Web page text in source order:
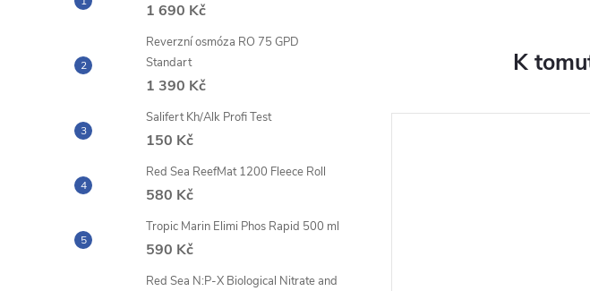
1 690 Kč
Reverzní osmóza RO 75 GPD
Standart
1 390 Kč
Salifert Kh/Alk Profi Test
150 Kč
Red Sea ReefMat 1200 Fleece Roll
580 Kč
Tropic Marin Elimi Phos Rapid 500 ml
590 Kč
Red Sea N:P-X Biological Nitrate and
K